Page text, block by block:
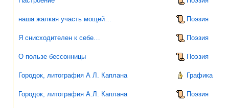
наша жалкая участь мощей… Поэзия
Я снисходителен к себе… Поэзия
О пользе бессонницы Поэзия
Городок, литография А Л. Каплана Графика
Городок, литография А.Л. Каплана Поэзия